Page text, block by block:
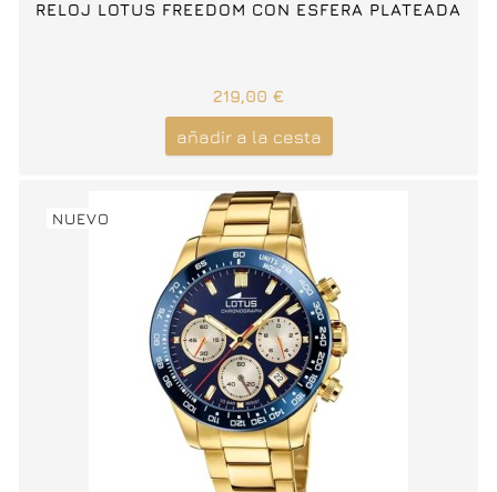
RELOJ LOTUS FREEDOM CON ESFERA PLATEADA
219,00 €
añadir a la cesta
NUEVO